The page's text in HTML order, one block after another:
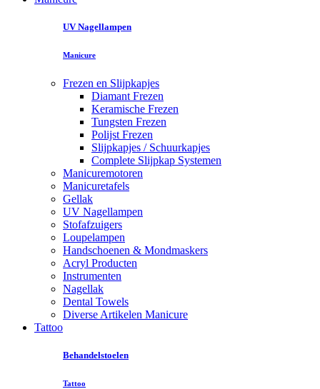
UV Nagellampen
Manicure
Frezen en Slijpkapjes
Diamant Frezen
Keramische Frezen
Tungsten Frezen
Polijst Frezen
Slijpkapjes / Schuurkapjes
Complete Slijpkap Systemen
Manicuremotoren
Manicuretafels
Gellak
UV Nagellampen
Stofafzuigers
Loupelampen
Handschoenen & Mondmaskers
Acryl Producten
Instrumenten
Nagellak
Dental Towels
Diverse Artikelen Manicure
Tattoo
Behandelstoelen
Tattoo